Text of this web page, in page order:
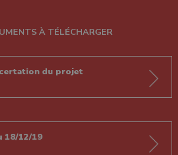
À TÉLÉCHARGER
du projet
18/12/19